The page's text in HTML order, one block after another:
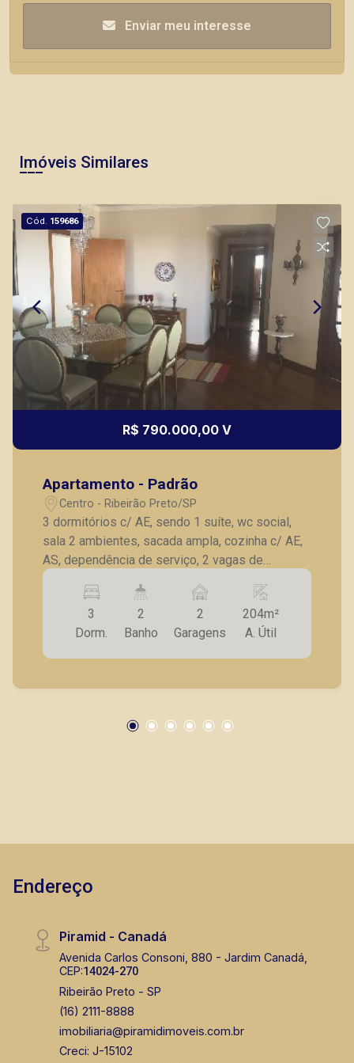
Enviar meu interesse
Imóveis Similares
Cód. 159686
R$ 790.000,00 V
Apartamento - Padrão
Centro - Ribeirão Preto/SP
3 dormitórios c/ AE, sendo 1 suíte, wc social,
sala 2 ambientes, sacada ampla, cozinha c/ AE,
AS, dependência de serviço, 2 vagas de
garagem.
3
Dorm.
2
Banho
2
Garagens
204m²
A. Útil
Endereço
Piramid - Canadá
Avenida Carlos Consoni, 880 - Jardim Canadá,
CEP:14024-270
Ribeirão Preto - SP
(16) 2111-8888
imobiliaria@piramidimoveis.com.br
Creci: J-15102